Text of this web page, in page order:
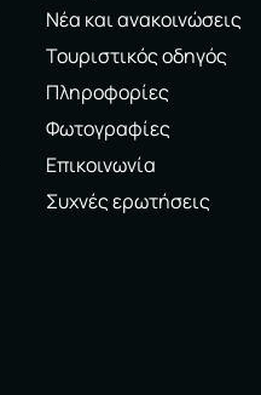
Νέα και ανακοινώσεις
Τουριστικός οδηγός
Πληροφορίες
Φωτογραφίες
Επικοινωνία
Συχνές ερωτήσεις